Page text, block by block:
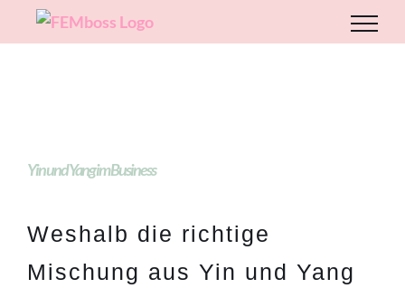
Yin und Yang im Business
Weshalb die richtige
Mischung aus Yin und Yang